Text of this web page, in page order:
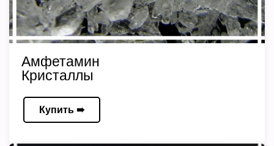
Амфетамин
Кристаллы
Купить ➠